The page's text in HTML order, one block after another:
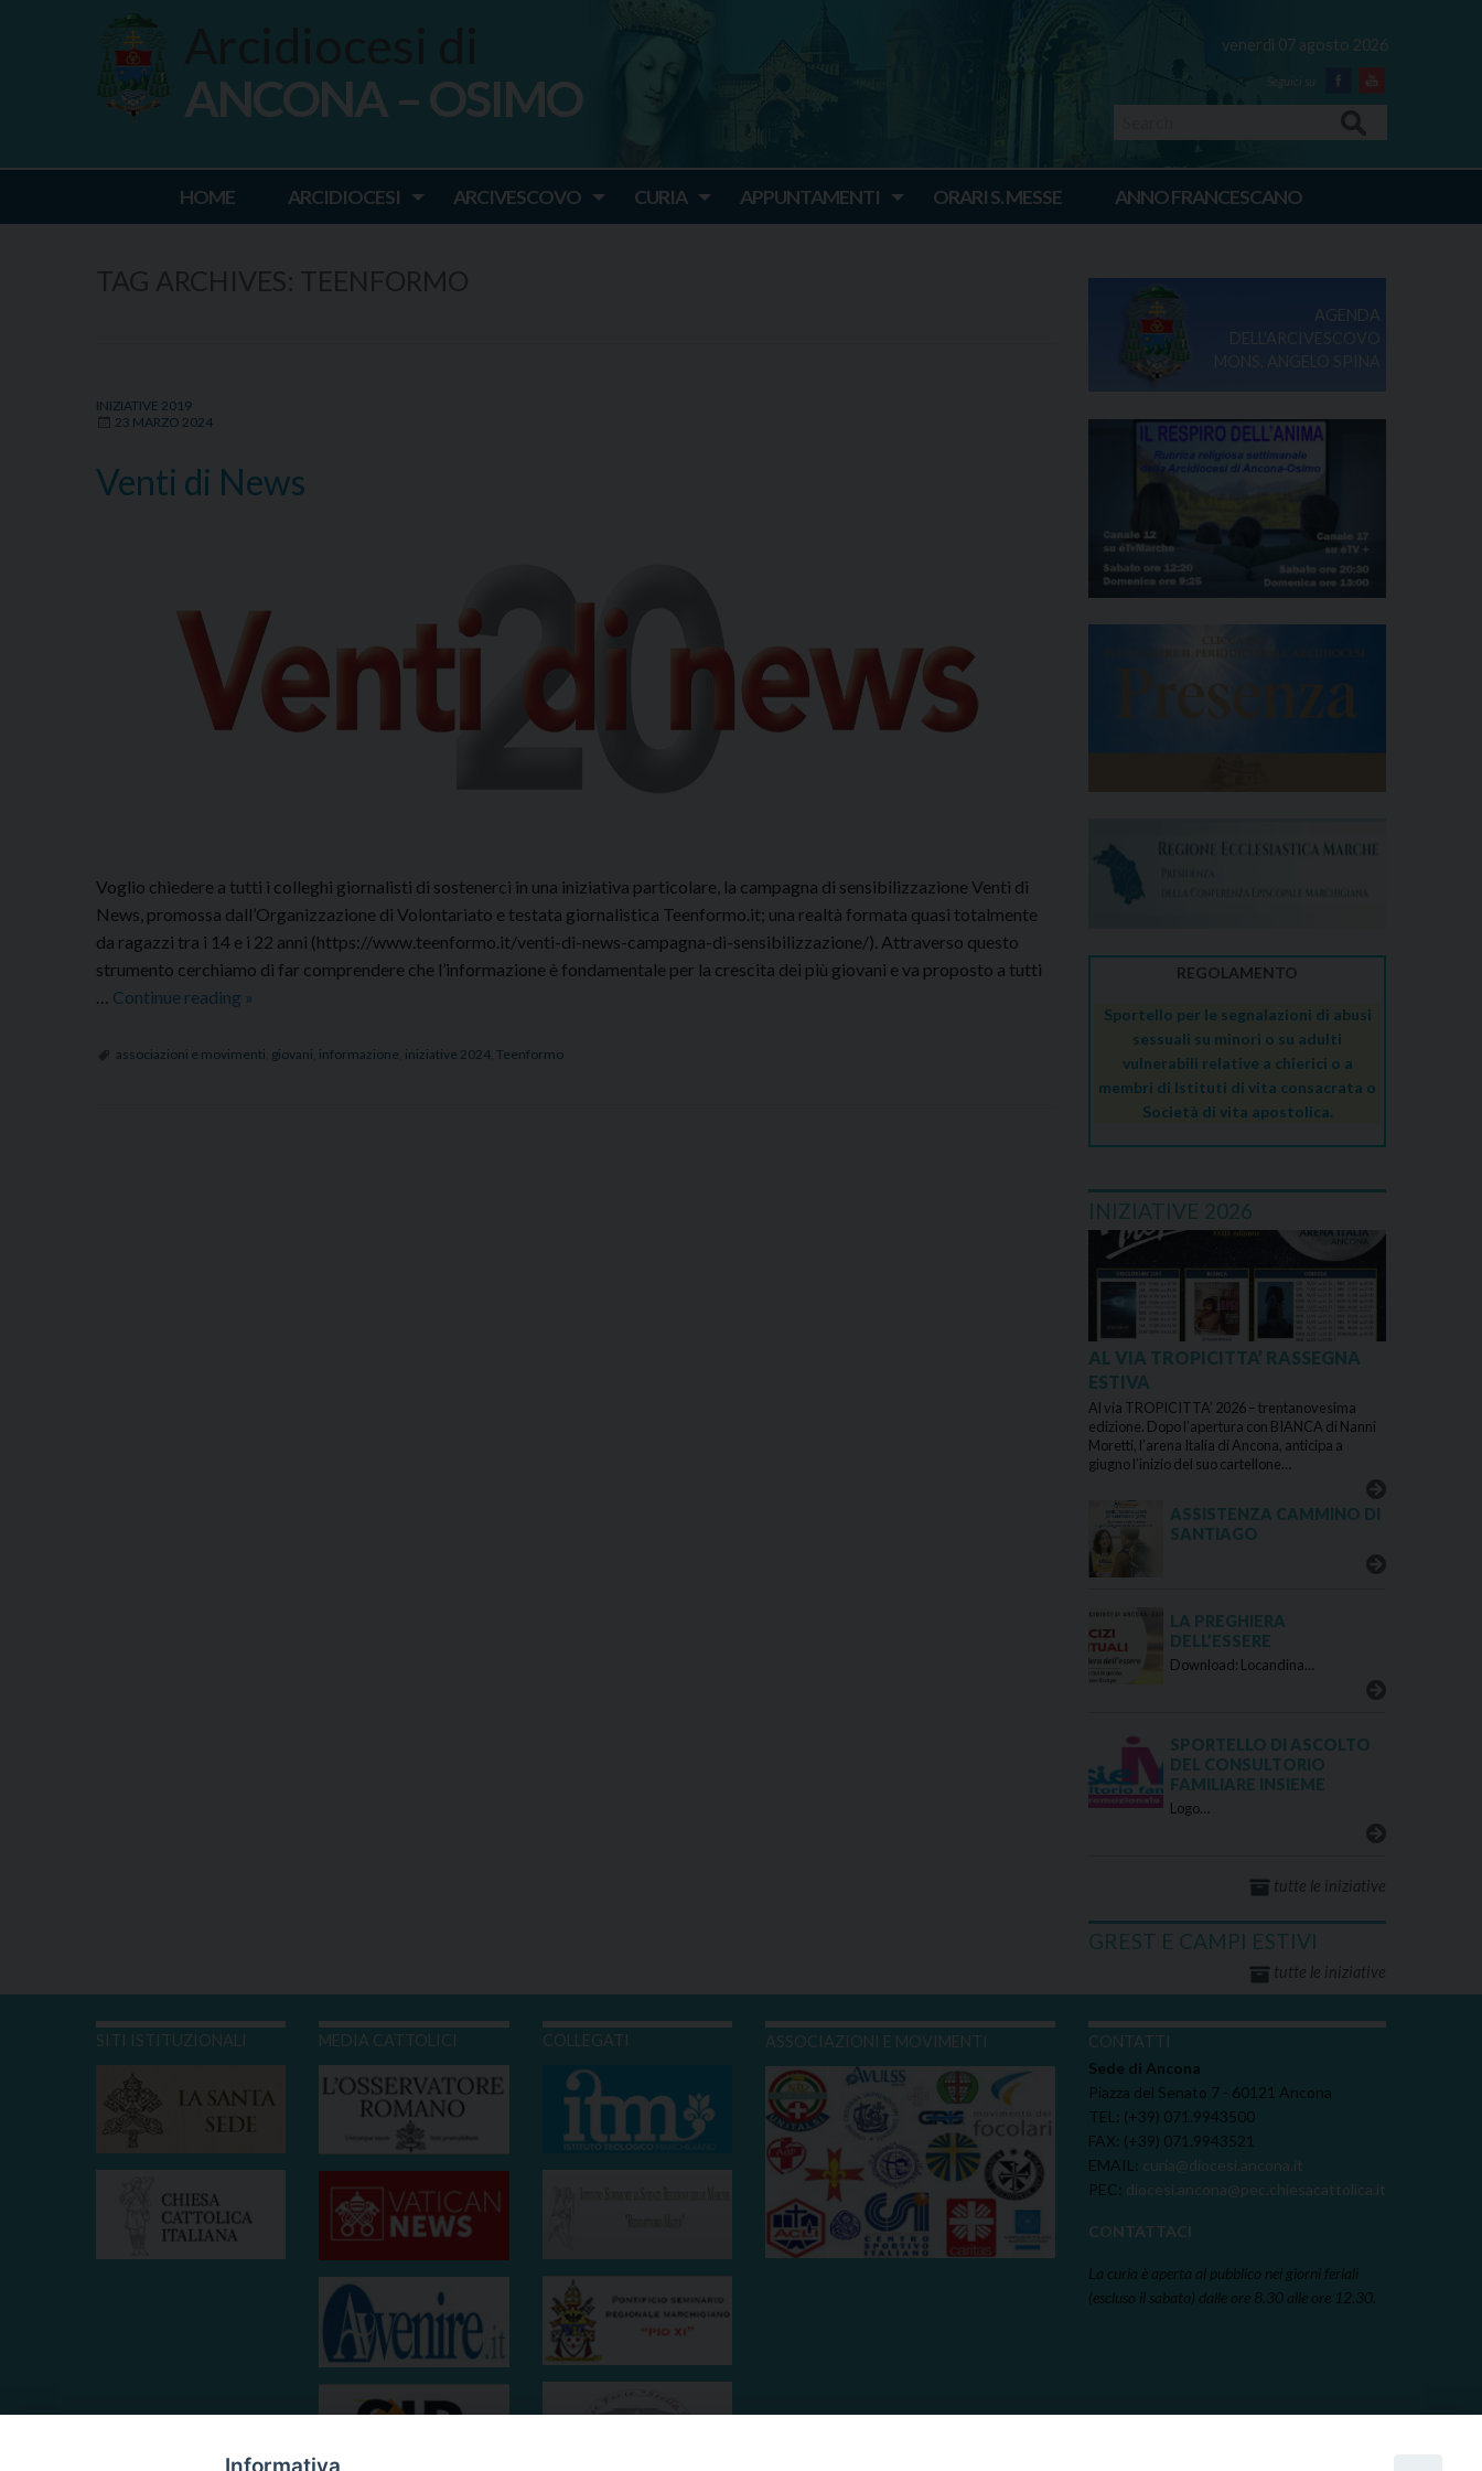
venerdì 07 agosto 2026
Facebook
Youtube
Ancona Osimo
ANCONA – OSIMO
HOME ARCIDIOCESI ARCIVESCOVO CURIA APPUNTAMENTI ORARI S. MESSE ANNO FRANCESCANO
INIZIATIVE 2019
23 MARZO 2024
Venti di News
Voglio chiedere a tutti i colleghi giornalisti di sostenerci in una iniziativa particolare, la campagna di sensibilizzazione Venti di
News, promossa dall’Organizzazione di Volontariato e testata giornalistica Teenformo.it; una realtà formata quasi totalmente
da ragazzi tra i 14 e i 22 anni (https://www.teenformo.it/venti-di-news-campagna-di-sensibilizzazione/). Attraverso questo
strumento cerchiamo di far comprendere che l’informazione è fondamentale per la crescita dei più giovani e va proposto a tutti
Continue reading Venti
News
»
associazioni e movimenti giovani informazione iniziative 2024 Teenformo
AGENDA
DELL'ARCIVESCOVO
REGOLAMENTO
Sportello per le segnalazioni di abusi
sessuali su minori o su adulti
vulnerabili relative a chierici o a
membri di Istituti di vita consacrata o
Società di vita apostolica.
INIZIATIVE 2026
AL VIA TROPICITTA’ RASSEGNA
ESTIVA
Al via TROPICITTA’ 2026 – trentanovesima
edizione. Dopo l’apertura con BIANCA di Nanni
Moretti, l’arena Italia di Ancona, anticipa a
giugno l’inizio del suo cartellone…
ASSISTENZA CAMMINO DI
SANTIAGO
LA PREGHIERA
DELL’ESSERE
Download: Locandina…
SPORTELLO DI ASCOLTO
DEL CONSULTORIO
FAMILIARE INSIEME
Logo…
tutte le iniziative
GREST E CAMPI ESTIVI
tutte le iniziative
SITI ISTITUZIONALI MEDIA CATTOLICI COLLEGATI ASSOCIAZIONI E MOVIMENTI
CONTATTI
Sede di Ancona
Piazza del Senato 7 - 60121 Ancona
TEL: (+39) 071.9943500
FAX: (+39) 071.9943521
EMAIL: curia@diocesi.ancona.it
PEC: diocesi.ancona@pec.chiesacattolica.it
CONTATTACI
La curia è aperta al pubblico nei giorni feriali
(escluso il sabato) dalle ore 8.30 alle ore 12.30.